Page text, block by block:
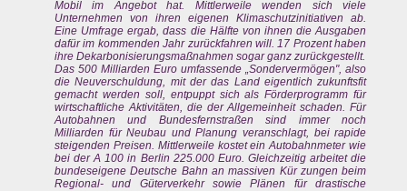
Mobil im Angebot hat. Mittlerweile wenden sich viele
Unternehmen von ihren eigenen Klimaschutzinitiativen ab.
Eine Umfrage ergab, dass die Hälfte von ihnen die Ausgaben
dafür im kommenden Jahr zurückfahren will. 17 Prozent haben
ihre Dekarbonisierungsmaßnahmen sogar ganz zurückgestellt.
Das 500 Milliarden Euro umfassende „Sondervermögen", also
die Neuverschuldung, mit der das Land eigentlich zukunftsfit
gemacht werden soll, entpuppt sich als Förderprogramm für
wirtschaftliche Aktivitäten, die der Allgemeinheit schaden. Für
Autobahnen und Bundesfernstraßen sind immer noch
Milliarden für Neubau und Planung veranschlagt, bei rapide
steigenden Preisen. Mittlerweile kostet ein Autobahnmeter wie
bei der A 100 in Berlin 225.000 Euro. Gleichzeitig arbeitet die
bundeseigene Deutsche Bahn an massiven Kür zungen beim
Regional- und Güterverkehr sowie Plänen für drastische